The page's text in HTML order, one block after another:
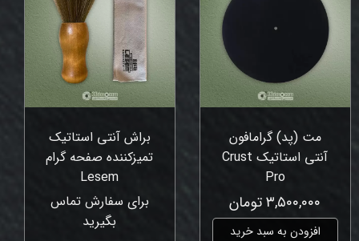
مت (پد) گرامافون
آنتی استاتیک Crust
Pro
۳,۵۰۰,۰۰۰ تومان
افزودن به سبد خرید
براش آنتی استاتیک
تمیزکننده صفحه گرام
Lesem
برای سفارش تماس
بگیرید